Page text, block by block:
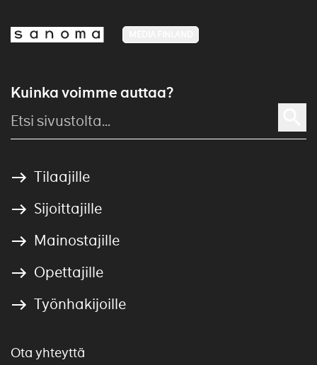
Kuinka voimme auttaa?
Tilaajille
Sijoittajille
Mainostajille
Opettajille
Työnhakijoille
Ota yhteyttä